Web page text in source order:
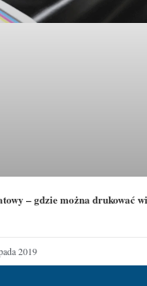
– gdzie można drukować
2019